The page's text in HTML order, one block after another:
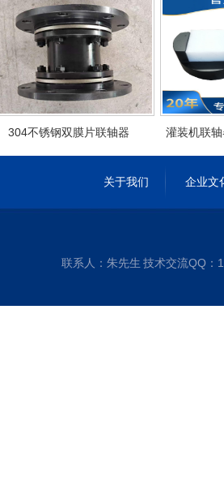
304不锈钢双膜片联轴器 灌装机联轴
关于我们 企业文
联系人：朱先生 技术交流QQ：